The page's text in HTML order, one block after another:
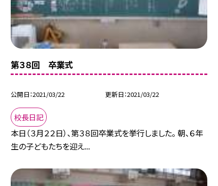
第３８回 卒業式
公開日 2021/03/22 更新日 2021/03/22
校長日記
本日（３月２２日）、第３８回卒業式を挙行しました。 朝、６年
生の子どもたちを迎え...